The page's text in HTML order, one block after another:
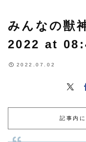
みんなの獣
2022 at
2022.07.02
記事内